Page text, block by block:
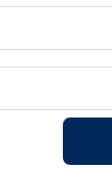
tổ chức,
bạch hơn,
First